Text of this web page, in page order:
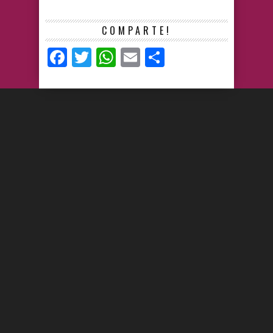
COMPARTE!
Facebook
TwitterWhatsApp
Email